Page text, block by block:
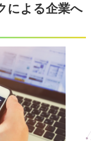
による企業へ